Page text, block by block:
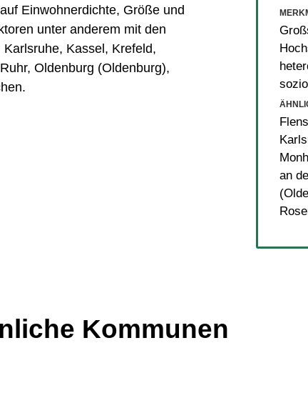
Einwohnerdichte, Größe und
unter anderem mit den
Karlsruhe, Kassel , Krefeld,
,Oldenburg (Oldenburg),
an
Kommunen